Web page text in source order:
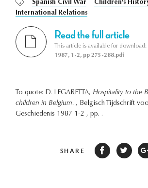
Spanish Civil War
Children's
International Relations
Read the full article
This article is available for download:
1987, 1-2, pp 275-288.pdf
To quote: D. LEGARETTA, Hospitality to the
children in Belgium. , Belgisch Tijdschrift
Geschiedenis 1987 1-2 , pp. .
SHARE